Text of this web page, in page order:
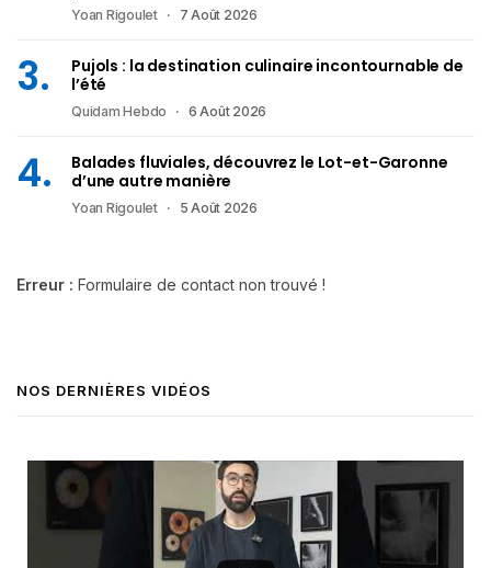
Yoan Rigoulet 7 Août 2026
Pujols : la destination culinaire incontournable de
l’été
Quidam Hebdo 6 Août 2026
Balades fluviales, découvrez le Lot-et-Garonne
d’une autre manière
Yoan Rigoulet 5 Août 2026
Erreur : Formulaire de contact non trouvé !
NOS DERNIÈRES VIDÉOS